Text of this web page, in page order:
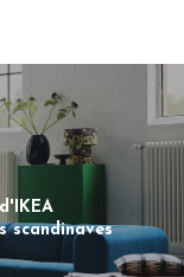
scandinaves